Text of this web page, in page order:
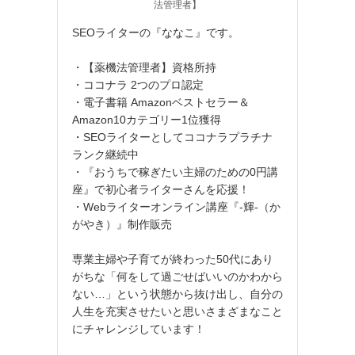
法管理者】
SEOライターの『ななこ』です。
・【薬機法管理者】資格所持
・ココナラ 2つのプロ認定
・電子書籍 Amazonベストセラー＆
Amazon10カテゴリー1位獲得
・SEOライターとしてココナラプラチナ
ランク継続中
・『おうちで稼ぎたい主婦のための0円講
座』で初心者ライターさんを応援！
・Webライターオンライン講座『‐輝‐（か
がやき）』制作販売
専業主婦や子育てが終わった50代にあり
がちな「何をして過ごせばいいのかわから
ない…」という状態から抜け出し、自分の
人生を充実させたいと思いさまざまなこと
にチャレンジしています！